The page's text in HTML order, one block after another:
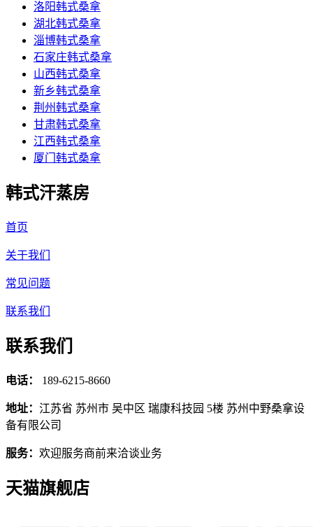
洛阳韩式桑拿
湖北韩式桑拿
淄博韩式桑拿
石家庄韩式桑拿
山西韩式桑拿
新乡韩式桑拿
荆州韩式桑拿
甘肃韩式桑拿
江西韩式桑拿
厦门韩式桑拿
韩式汗蒸房
首页
关于我们
常见问题
联系我们
联系我们
电话： 189-6215-8660
地址： 江苏省 苏州市 吴中区 瑞康科技园 5楼 苏州中野桑拿设
备有限公司
服务： 欢迎服务商前来洽谈业务
天猫旗舰店